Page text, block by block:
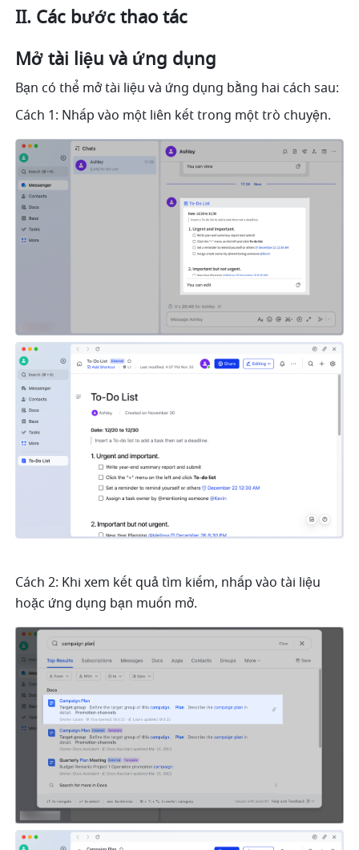
II. Các bước thao tác
Mở tài liệu và ứng dụng
Bạn có thể mở tài liệu và ứng dụng bằng hai cách sau:
Cách 1: Nhấp vào một liên kết trong một trò chuyện.
Cách 2: Khi xem kết quả tìm kiếm, nhấp vào tài liệu
hoặc ứng dụng bạn muốn mở.